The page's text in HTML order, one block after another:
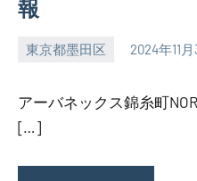
報
東京都墨田区 2024年11
SEZIMO
アーバネックス錦糸町
[…]